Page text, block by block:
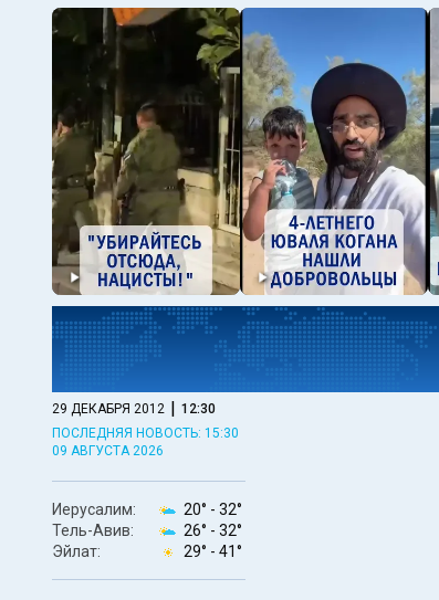
29 ДЕКАБРЯ 2012 | 12:30
ПОСЛЕДНЯЯ НОВОСТЬ: 15:30
09 АВГУСТА 2026
Иерусалим: 20° - 32°
Тель-Авив:
26° - 32°
Эйлат:
29° - 41°